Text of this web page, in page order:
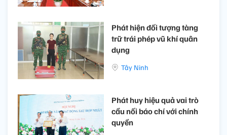
Phát hiện đối tượng tàng
trữ trái phép vũ khí quân
dụng
Tây Ninh
Phát huy hiệu quả vai trò
cầu nối báo chí với chính
quyền